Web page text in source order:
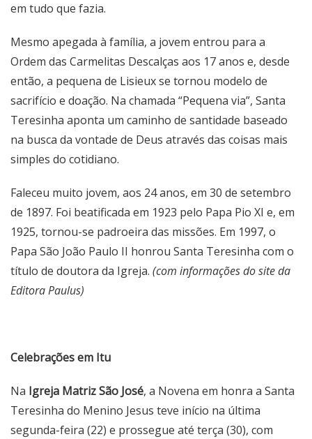
em tudo que fazia.
Mesmo apegada à família, a jovem entrou para a
Ordem das Carmelitas Descalças aos 17 anos e, desde
então, a pequena de Lisieux se tornou modelo de
sacrifício e doação. Na chamada “Pequena via”, Santa
Teresinha aponta um caminho de santidade baseado
na busca da vontade de Deus através das coisas mais
simples do cotidiano.
Faleceu muito jovem, aos 24 anos, em 30 de setembro
de 1897. Foi beatificada em 1923 pelo Papa Pio XI e, em
1925, tornou-se padroeira das missões. Em 1997, o
Papa São João Paulo II honrou Santa Teresinha com o
título de doutora da Igreja. (com informações do site da
Editora Paulus)
Celebrações em Itu
Na Igreja Matriz São José, a Novena em honra a Santa
Teresinha do Menino Jesus teve início na última
segunda-feira (22) e prossegue até terça (30), com